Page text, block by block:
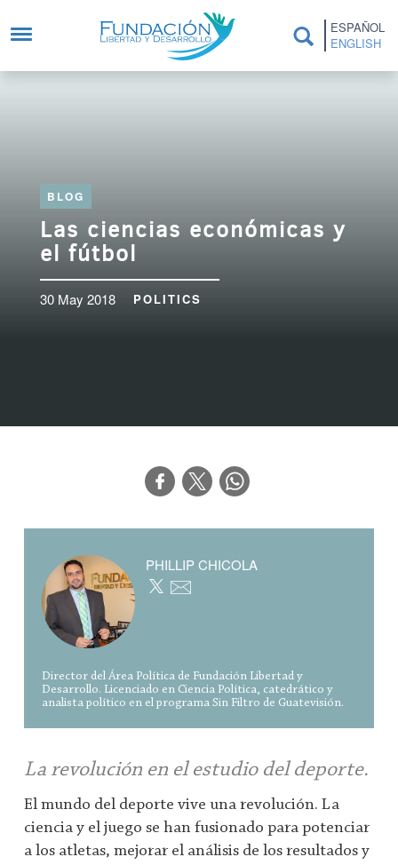
ESPAÑOL
ENGLISH
BLOG
Las ciencias económicas y
el fútbol
30 May 2018 POLITICS
La revolución en el estudio del deporte.
El mundo del deporte vive una revolución. La
ciencia y el juego se han fusionado para potenciar
a los atletas, mejorar el análisis de los resultados y
PHILLIP CHICOLA
Director del Área Política de Fundación Libertad y
Desarrollo. Licenciado en Ciencia Política, catedrático y
analista político en el programa Sin Filtro de Guatevisión.